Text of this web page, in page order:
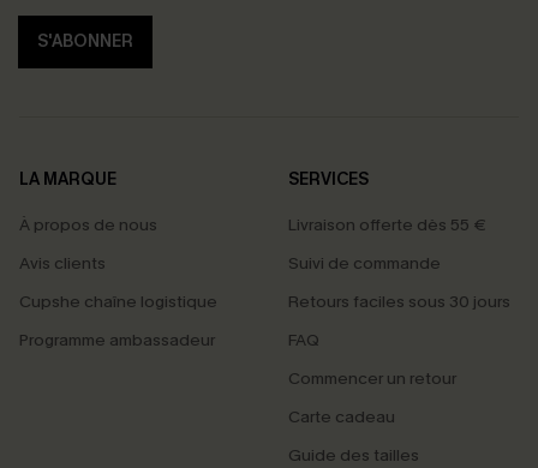
S'ABONNER
LA MARQUE
À propos de nous
Avis clients
Cupshe chaîne logistique
Programme ambassadeur
SERVICES
Livraison offerte dès 55 €
Suivi de commande
Retours faciles sous 30 jours
FAQ
Commencer un retour
Carte cadeau
Guide des tailles